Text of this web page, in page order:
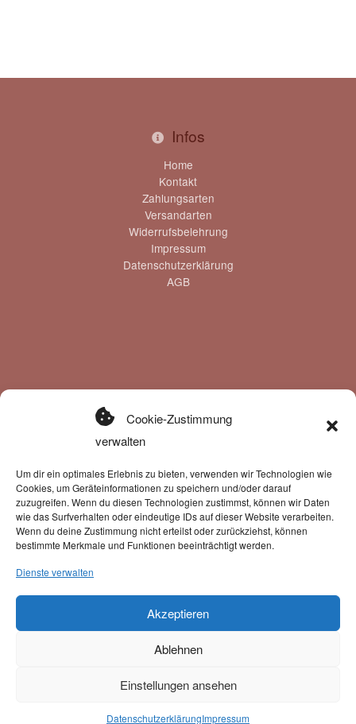
Cookie-Zustimmung
verwalten
Um dir ein optimales Erlebnis zu bieten, verwenden wir Technologien wie
Cookies, um Geräteinformationen zu speichern und/oder darauf
zuzugreifen. Wenn du diesen Technologien zustimmst, können wir Daten
wie das Surfverhalten oder eindeutige IDs auf dieser Website verarbeiten.
Wenn du deine Zustimmung nicht erteilst oder zurückziehst, können
bestimmte Merkmale und Funktionen beeinträchtigt werden.
Dienste verwalten
Akzeptieren
Ablehnen
Einstellungen ansehen
DatenschutzerklärungImpressum
Infos
Home
Kontakt
Zahlungsarten
Versandarten
Widerrufsbelehrung
Impressum
Datenschutzerklärung
AGB
Leinen
Geschirre
Klettis
Gravuren
Gutscheine